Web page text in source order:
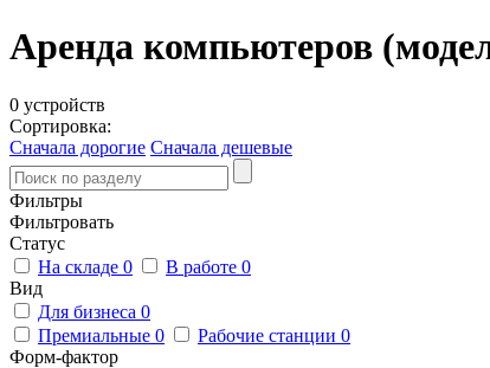
Аренда компьютеров
0 устройств
Сортировка:
Сначала дорогие Сначала дешевые
Фильтры
Фильтровать
Статус
На складе 0 В работе 0
Вид
Для бизнеса 0
Премиальные 0 Рабочие станции 0
Форм-фактор